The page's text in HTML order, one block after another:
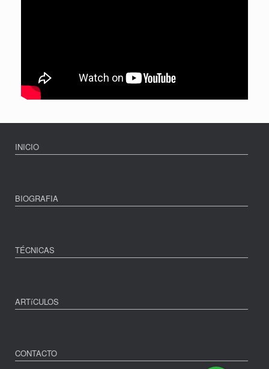
INICIO
BIOGRAFIA
TÉCNICAS
ARTíCULOS
CONTACTO